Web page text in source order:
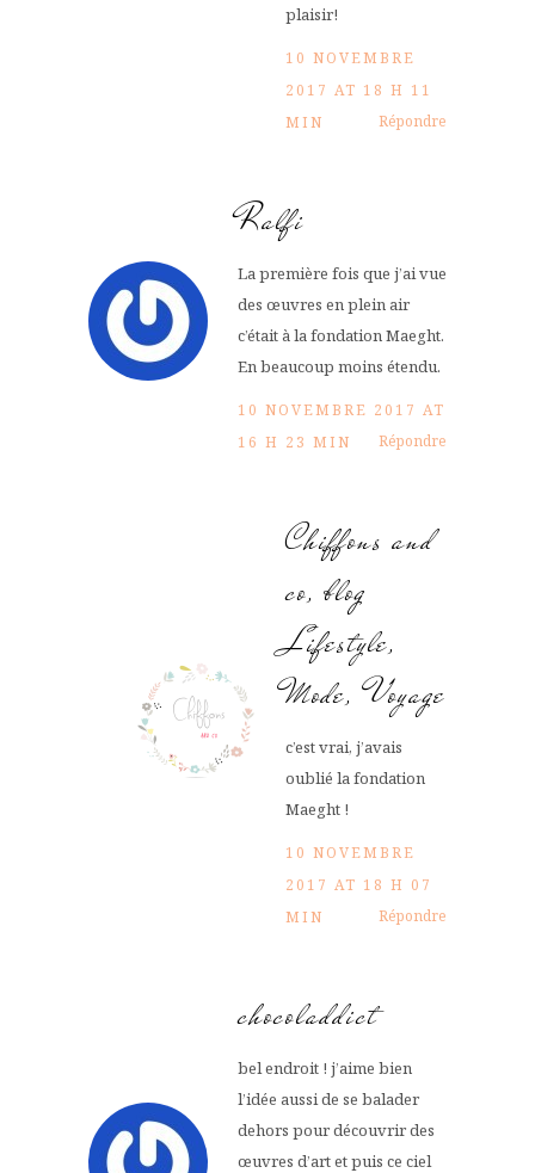
plaisir!
10 NOVEMBRE
2017 AT 18 H 11
MIN
Répondre
Ralfi
La première fois que j’ai vue
des œuvres en plein air
c’était à la fondation Maeght.
En beaucoup moins étendu.
10 NOVEMBRE 2017 AT
16 H 23 MIN
Répondre
Chiffons and
co, blog
Lifestyle,
Mode, Voyage
c’est vrai, j’avais
oublié la fondation
Maeght !
10 NOVEMBRE
2017 AT 18 H 07
MIN
Répondre
chocoladdict
bel endroit ! j’aime bien
l’idée aussi de se balader
dehors pour découvrir des
œuvres d’art et puis ce ciel